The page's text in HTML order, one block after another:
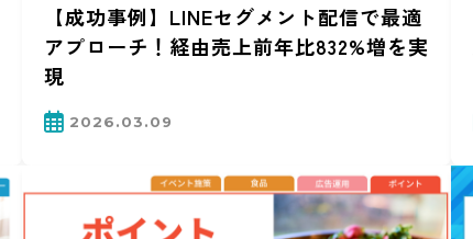
【成功事例】LINEセグメント配信で最適
アプローチ！経由売上前年比832%増を実
現
2026.03.09